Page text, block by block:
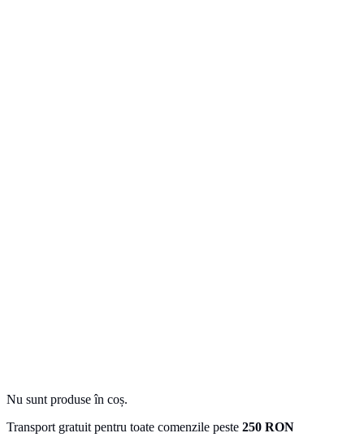
Nu sunt produse în coș.
Transport gratuit pentru toate comenzile peste 250 RON